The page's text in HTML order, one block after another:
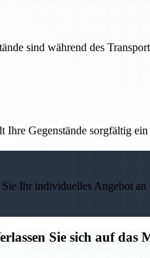
sind während des
Gegenstände sorgfältig
Ihr individuelles Angebot
Sie sich auf